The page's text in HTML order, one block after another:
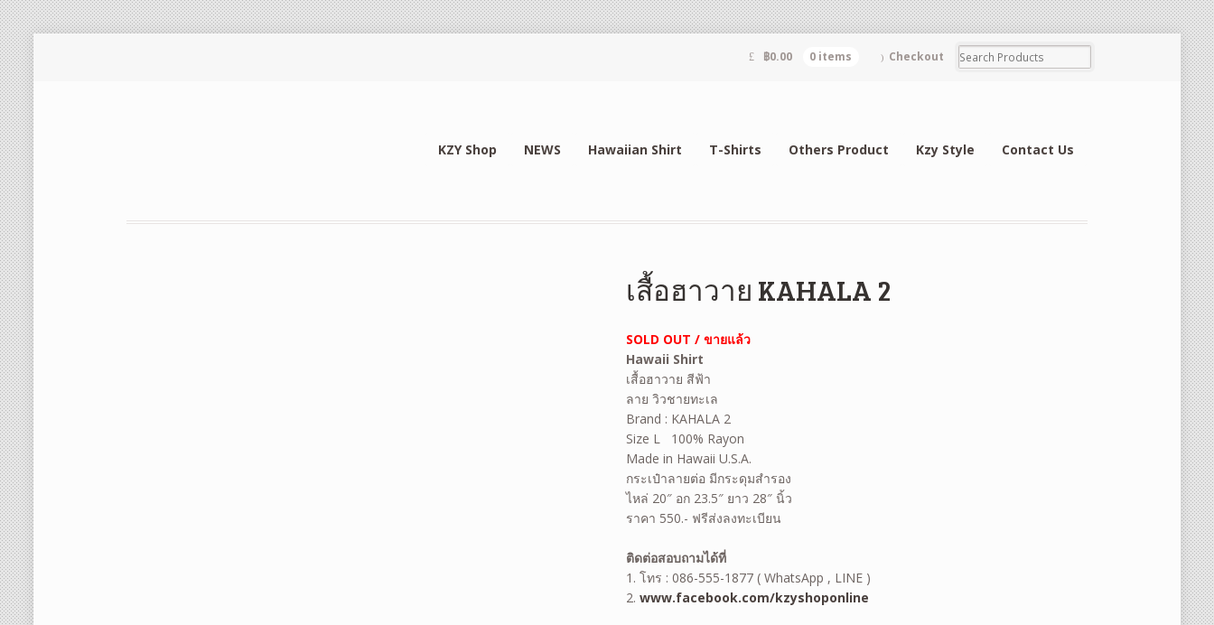
฿0.00 0 items Checkout
KZY Shop NEWS Hawaiian Shirt T-Shirts Others Product Kzy Style Contact Us
เสื้อฮาวาย KAHALA 2
SOLD OUT / ขายแล้ว
Hawaii Shirt
เสื้อฮาวาย สีฟ้า
ลาย วิวชายทะเล
Brand : KAHALA 2
Size L 100% Rayon
Made in Hawaii U.S.A.
กระเป๋าลายต่อ มีกระดุมสำรอง
ไหล่ 20″ อก 23.5″ ยาว 28″ นิ้ว
ราคา 550.- ฟรีส่งลงทะเบียน
ติดต่อสอบถามได้ที่
1. โทร : 086-555-1877 ( WhatsApp , LINE )
2.www.facebook.com/kzyshoponline